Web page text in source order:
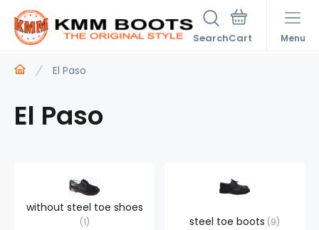
Search Menu
El Paso
El Paso
without steel toe shoes
1 steel toe boots 9